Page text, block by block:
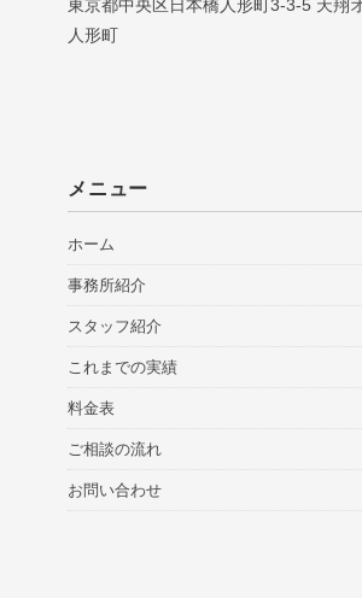
東京都中央区日本橋人形町3-3-5 天翔
人形町
メニュー
ホーム
事務所紹介
スタッフ紹介
これまでの実績
料金表
ご相談の流れ
お問い合わせ